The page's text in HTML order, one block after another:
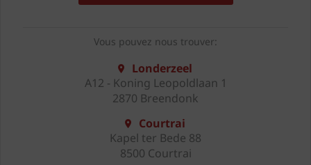
Vous pouvez nous trouver:
Londerzeel
A12 - Koning Leopoldlaan 1
2870 Breendonk
Courtrai
Kapel ter Bede 88
8500 Courtrai